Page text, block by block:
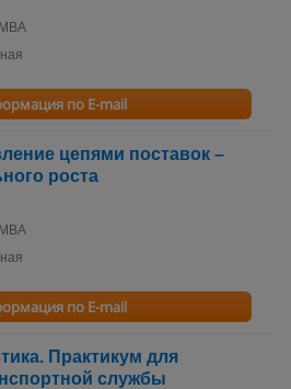
по E-mail
цепями поставок –
роста
по E-mail
Практикум для
службы